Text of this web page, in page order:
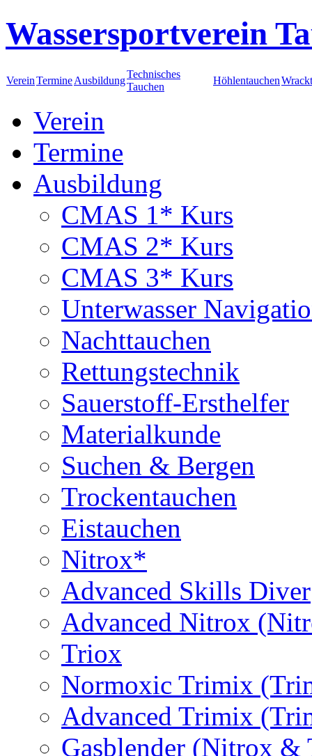
Wassersportverein
VereinTermineAusbildung
Technisches
Tauchen
Höhlentauchen
Verein
Termine
Ausbildung
CMAS 1* Kurs
CMAS 2* Kurs
CMAS 3* Kurs
Unterwasser
Nachttauchen
Rettungstechnik
Sauerstoff-Ersthelfer
Materialkunde
Suchen & Bergen
Trockentauchen
Eistauchen
Nitrox*
Advanced Skills Diver
Advanced Nitrox
Triox
Normoxic Trimix
Advanced Trimix
Gasblender (Nitrox